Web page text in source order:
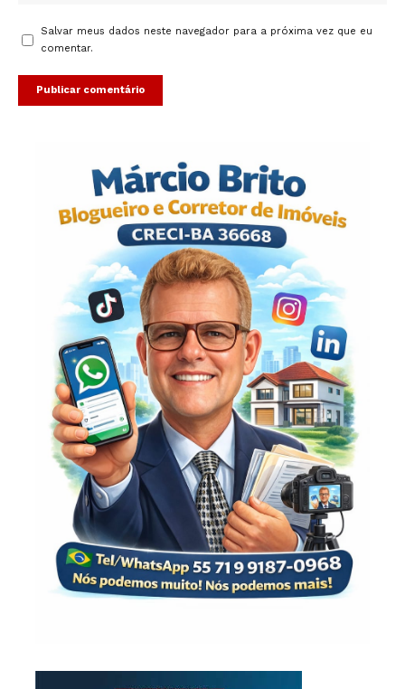
Salvar meus dados neste navegador para a próxima vez que eu
comentar.